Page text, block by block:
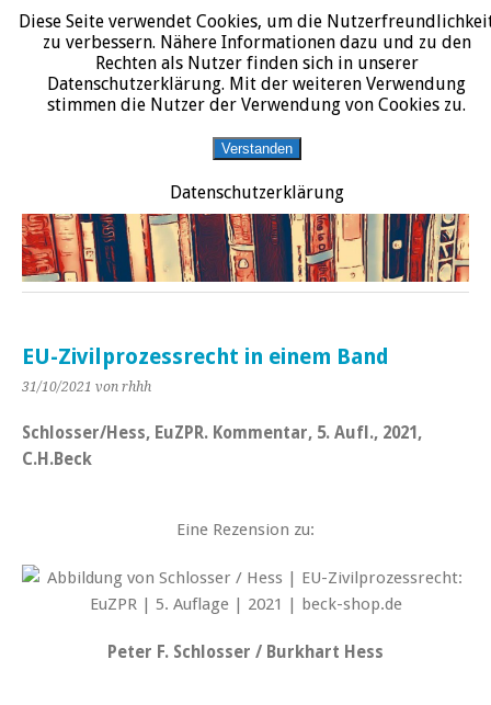
START DATENSCHUTZERKLÄRUNG IMPRESSUM ÜBER JURALIT
JURALIT
Rezensionen juristischer Literatur
EU-Zivilprozessrecht in einem Band
31/10/2021 von rhhh
Schlosser/Hess, EuZPR. Kommentar, 5. Aufl., 2021,
C.H.Beck
Eine Rezension zu:
Peter F. Schlosser / Burkhart Hess
Diese Seite verwendet Cookies, um die
zu verbessern. Nähere Informationen dazu und zu den
Rechten als Nutzer finden sich in unserer
Datenschutzerklärung. Mit der weiteren Verwendung
stimmen die Nutzer der Verwendung von Cookies zu.
Verstanden
Datenschutzerklärung